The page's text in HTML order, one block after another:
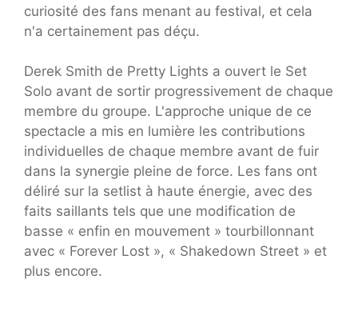
curiosité des fans menant au festival, et cela
n'a certainement pas déçu.
Derek Smith de Pretty Lights a ouvert le Set
Solo avant de sortir progressivement de chaque
membre du groupe. L'approche unique de ce
spectacle a mis en lumière les contributions
individuelles de chaque membre avant de fuir
dans la synergie pleine de force. Les fans ont
déliré sur la setlist à haute énergie, avec des
faits saillants tels que une modification de
basse « enfin en mouvement » tourbillonnant
avec « Forever Lost », « Shakedown Street » et
plus encore.